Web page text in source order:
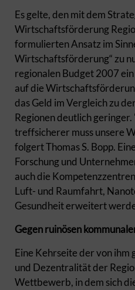
Es gelte, den mit dem
Wirtschaftsförderung
formulierten Ansatz im
Wirtschaftsförderung“ zu
regionalen Budget 2007
auf die
das Geld im Vergleich zu
Regionen deutlich
treffsicherer muss unsere
folgert Thomas S. Bopp.
Forschung und
auch die
Luft- und Raumfahrt,
Gesundheit erweitert
Gegen ruinösen
Eine Kehrseite der von
und Dezentralität der
Wettbewerb, in dem sich